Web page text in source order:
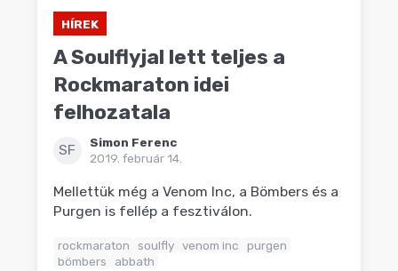
HÍREK
A Soulflyjal lett teljes a
Rockmaraton idei
felhozatala
SF
Simon Ferenc
2019. február 14.
Mellettük még a Venom Inc, a Bömbers és a
Purgen is fellép a fesztiválon.
rockmaraton soulfly venom inc
purgen
bömbers
abbath